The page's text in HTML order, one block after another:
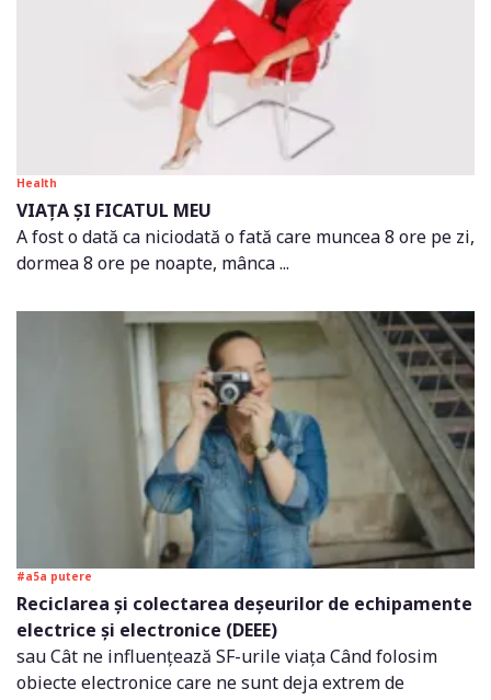
Health
VIAȚA ȘI FICATUL MEU
A fost o dată ca niciodată o fată care muncea 8 ore pe zi,
dormea 8 ore pe noapte, mânca ...
#a5a putere
Reciclarea și colectarea deșeurilor de echipamente
electrice și electronice (DEEE)
sau Cât ne influențează SF-urile viața Când folosim
obiecte electronice care ne sunt deja extrem de